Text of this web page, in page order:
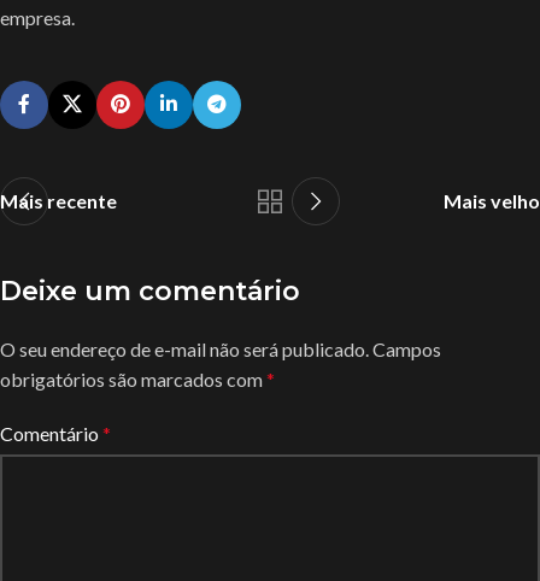
empresa.
Mais recente Mais velho
Deixe um comentário
O seu endereço de e-mail não será publicado.Campos
obrigatórios são marcados com*
Comentário *